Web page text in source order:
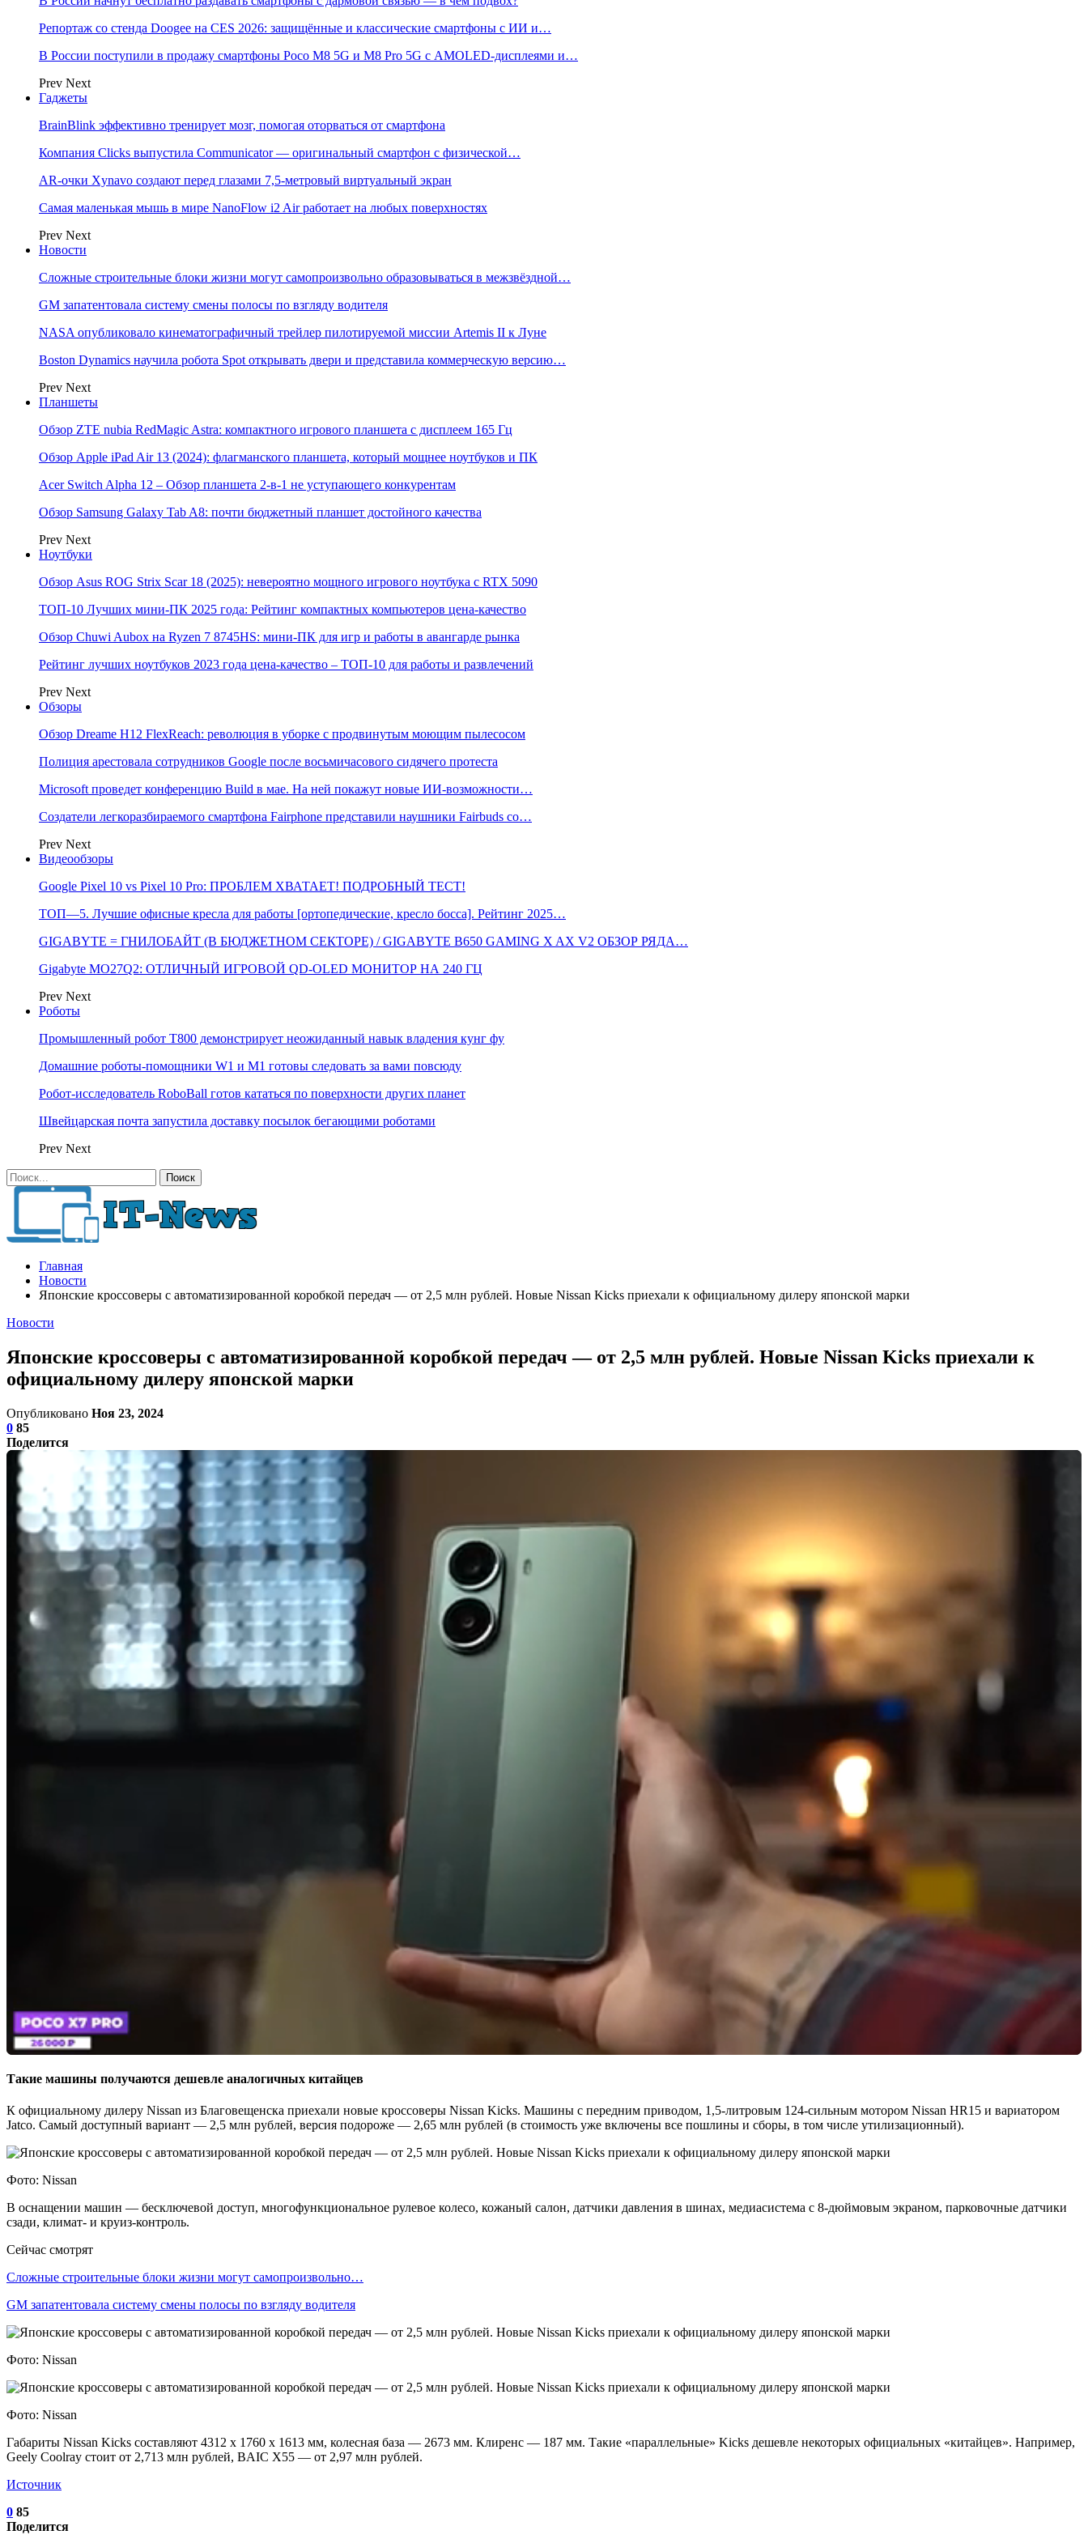
Репортаж со стенда Doogee на CES 2026: защищённые и классические смартфоны с ИИ и…
В России поступили в продажу смартфоны Poco M8 5G и M8 Pro 5G с AMOLED-дисплеями и…
Prev Next
Гаджеты
BrainBlink эффективно тренирует мозг, помогая оторваться от смартфона
Компания Clicks выпустила Communicator — оригинальный смартфон с физической…
AR-очки Xynavo создают перед глазами 7,5-метровый виртуальный экран
Самая маленькая мышь в мире NanoFlow i2 Air работает на любых поверхностях
Prev Next
Новости
Сложные строительные блоки жизни могут самопроизвольно образовываться в межзвёздной…
GM запатентовала систему смены полосы по взгляду водителя
NASA опубликовало кинематографичный трейлер пилотируемой миссии Artemis II к Луне
Boston Dynamics научила робота Spot открывать двери и представила коммерческую версию…
Prev Next
Планшеты
Обзор ZTE nubia RedMagic Astra: компактного игрового планшета с дисплеем 165 Гц
Обзор Apple iPad Air 13 (2024): флагманского планшета, который мощнее ноутбуков и ПК
Acer Switch Alpha 12 – Обзор планшета 2-в-1 не уступающего конкурентам
Обзор Samsung Galaxy Tab A8: почти бюджетный планшет достойного качества
Prev Next
Ноутбуки
Обзор Asus ROG Strix Scar 18 (2025): невероятно мощного игрового ноутбука с RTX 5090
ТОП-10 Лучших мини-ПК 2025 года: Рейтинг компактных компьютеров цена-качество
Обзор Chuwi Aubox на Ryzen 7 8745HS: мини-ПК для игр и работы в авангарде рынка
Рейтинг лучших ноутбуков 2023 года цена-качество – ТОП-10 для работы и развлечений
Prev Next
Обзоры
Обзор Dreame H12 FlexReach: революция в уборке с продвинутым моющим пылесосом
Полиция арестовала сотрудников Google после восьмичасового сидячего протеста
Microsoft проведет конференцию Build в мае. На ней покажут новые ИИ-возможности…
Создатели легкоразбираемого смартфона Fairphone представили наушники Fairbuds со…
Prev Next
Видеообзоры
Google Pixel 10 vs Pixel 10 Pro: ПРОБЛЕМ ХВАТАЕТ! ПОДРОБНЫЙ ТЕСТ!
ТОП—5. Лучшие офисные кресла для работы [ортопедические, кресло босса]. Рейтинг 2025…
GIGABYTE = ГНИЛОБАЙТ (В БЮДЖЕТНОМ СЕКТОРЕ) / GIGABYTE B650 GAMING X AX V2 ОБЗОР РЯДА…
Gigabyte MO27Q2: ОТЛИЧНЫЙ ИГРОВОЙ QD-OLED МОНИТОР НА 240 ГЦ
Prev Next
Роботы
Промышленный робот Т800 демонстрирует неожиданный навык владения кунг фу
Домашние роботы-помощники W1 и M1 готовы следовать за вами повсюду
Робот-исследователь RoboBall готов кататься по поверхности других планет
Швейцарская почта запустила доставку посылок бегающими роботами
Prev Next
Главная
Новости
Японские кроссоверы с автоматизированной коробкой передач — от 2,5 млн рублей. Новые Nissan Kicks приехали к официальному дилеру японской марки
Новости
Японские кроссоверы с автоматизированной коробкой передач — от 2,5 млн рублей. Новые Nissan Kicks приехали к
официальному дилеру японской марки
Опубликовано Ноя 23, 2024
0 85
Поделится
Такие машины получаются дешевле аналогичных китайцев
К официальному дилеру Nissan из Благовещенска приехали новые кроссоверы Nissan Kicks. Машины с передним приводом, 1,5-литровым 124-сильным мотором Nissan НR15 и вариатором
Jatco. Самый доступный вариант — 2,5 млн рублей, версия подороже — 2,65 млн рублей (в стоимость уже включены все пошлины и сборы, в том числе утилизационный).
Фото: Nissan
В оснащении машин — бесключевой доступ, многофункциональное рулевое колесо, кожаный салон, датчики давления в шинах, медиасистема с 8-дюймовым экраном, парковочные датчики
сзади, климат- и круиз-контроль.
Сейчас смотрят
Сложные строительные блоки жизни могут самопроизвольно…
GM запатентовала систему смены полосы по взгляду водителя
Фото: Nissan
Фото: Nissan
Габариты Nissan Kicks составляют 4312 х 1760 х 1613 мм, колесная база — 2673 мм. Клиренс — 187 мм. Такие «параллельные» Kicks дешевле некоторых официальных «китайцев». Например,
Geely Coolray стоит от 2,713 млн рублей, BAIC X55 — от 2,97 млн рублей.
Источник
0 85
Поделится